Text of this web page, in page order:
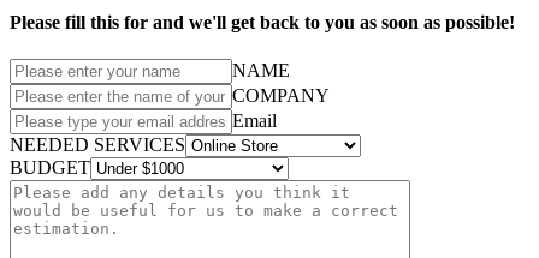
Please fill this for and we'll get back to you as soon as possible!
NAME
COMPANY
Email
NEEDED SERVICES
BUDGET